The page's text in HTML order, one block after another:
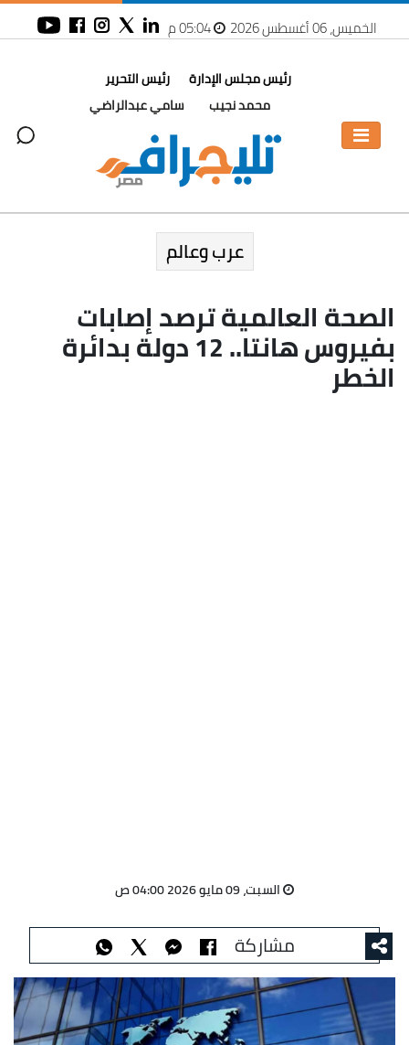
الخميس، 06 أغسطس 2026 05:04 م
رئيس مجلس الإدارة
محمد نجيب
رئيس التحرير
سامي عبدالراضي
عرب وعالم
الصحة العالمية ترصد إصابات
بفيروس هانتا.. 12 دولة بدائرة
الخطر
السبت، 09 مايو 2026 04:00 ص
مشاركة